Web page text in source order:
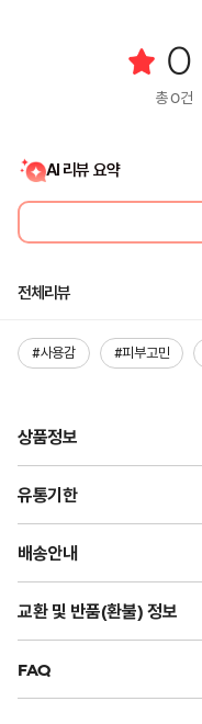
0
총0건
AI 리뷰 요약
전체리뷰
#사용감 #피부고민
상품정보
유통기한
배송안내
교환 및 반품(환불) 정보
FAQ